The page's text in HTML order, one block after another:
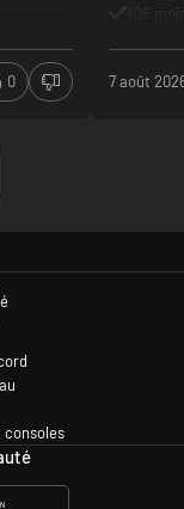
0 7 août
consoles